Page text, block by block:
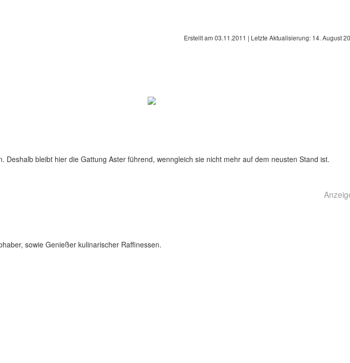
Erstellt am 03.11.2011 | Letzte Aktualisierung: 14. August
bleibt hier die Gattung Aster führend, wenngleich sie nicht mehr auf dem neusten Stand ist.
sowie Genießer kulinarischer Raffinessen.